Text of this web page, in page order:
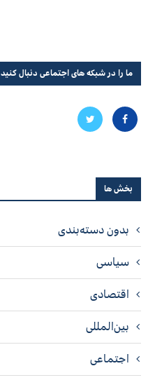
ما را در شبکه های اجتماعی دنبال کنید
بخش ها
بدون دسته‌بندی
سیاسی
اقتصادی
بین‌المللی
اجتماعی